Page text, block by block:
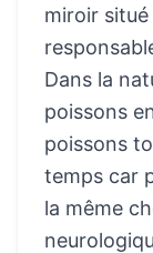
miroir
Dans la
poissons
poissons
temps car
la même